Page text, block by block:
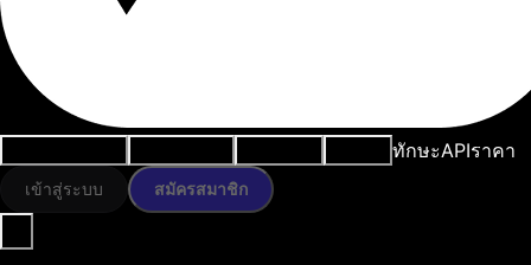
ทักษะAPIราคา
เข้าสู่ระบบ สมัครสมาชิก